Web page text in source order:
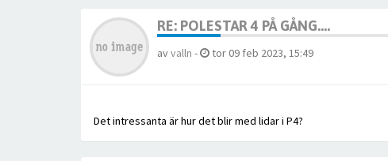
RE: POLESTAR 4 PÅ GÅNG....
avvalln - tor 09 feb 2023, 15:49
Det intressanta är hur det blir med lidar i P4?